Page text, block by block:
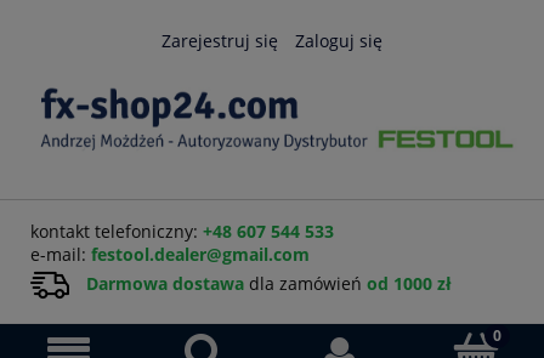
Zarejestruj się Zaloguj się
kontakt telefoniczny: +48 607 544 533
e-mail: festool.dealer@gmail.com
Darmowa dostawa dla zamówień od 1000 zł